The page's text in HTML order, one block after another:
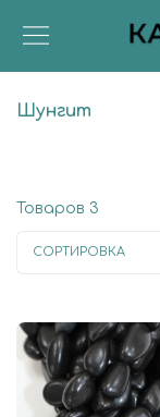
Шунгит
Товаров 3
СОРТИРОВКА